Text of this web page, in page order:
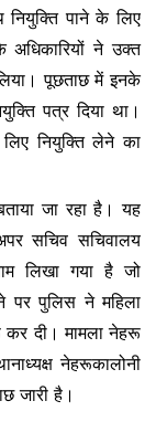
नियुक्ति पाने के लिए
अधिकारियों ने उक्त
पूछताछ में इनके
पत्र दिया था।
नियुक्ति लेने का
जा रहा है। यह
सचिव सचिवालय
लिखा गया है जो
पर पुलिस ने महिला
कर दी। मामला नेहरू
नेहरूकालोनी
जारी है।